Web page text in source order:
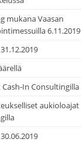
mukana Vaasan
6.11.2019
In Consultingilla
aukioloajat